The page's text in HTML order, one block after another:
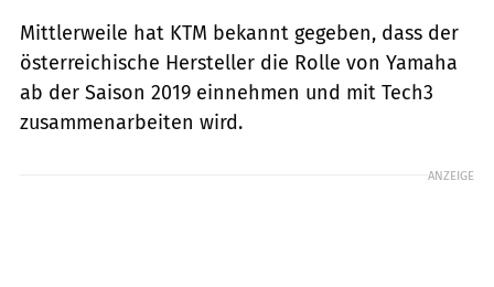
Mittlerweile hat KTM bekannt gegeben, dass der
österreichische Hersteller die Rolle von Yamaha
ab der Saison 2019 einnehmen und mit Tech3
zusammenarbeiten wird.
ANZEIGE